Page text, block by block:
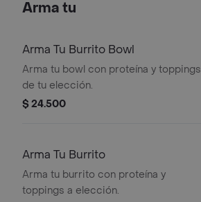
Arma tu
Arma Tu Burrito Bowl
Arma tu bowl con proteína y toppings
de tu elección.
$ 24.500
Arma Tu Burrito
Arma tu burrito con proteína y
toppings a elección.